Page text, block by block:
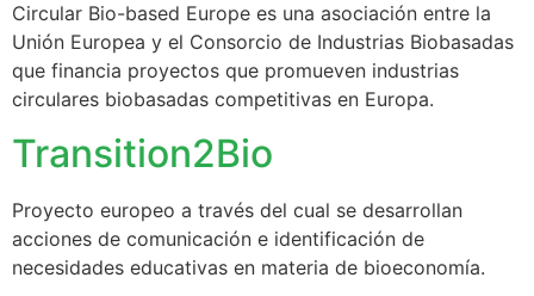
Circular Bio-based Europe es una asociación entre la
Unión Europea y el Consorcio de Industrias Biobasadas
que financia proyectos que promueven industrias
circulares biobasadas competitivas en Europa.
Transition2Bio
Proyecto europeo a través del cual se desarrollan
acciones de comunicación e identificación de
necesidades educativas en materia de bioeconomía.